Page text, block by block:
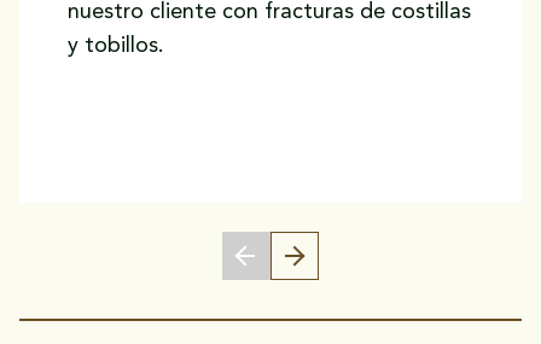
nuestro cliente con fracturas de costillas
y tobillos.